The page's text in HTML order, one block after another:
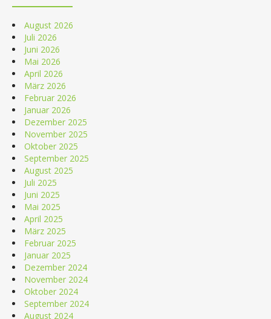
August 2026
Juli 2026
Juni 2026
Mai 2026
April 2026
März 2026
Februar 2026
Januar 2026
Dezember 2025
November 2025
Oktober 2025
September 2025
August 2025
Juli 2025
Juni 2025
Mai 2025
April 2025
März 2025
Februar 2025
Januar 2025
Dezember 2024
November 2024
Oktober 2024
September 2024
August 2024